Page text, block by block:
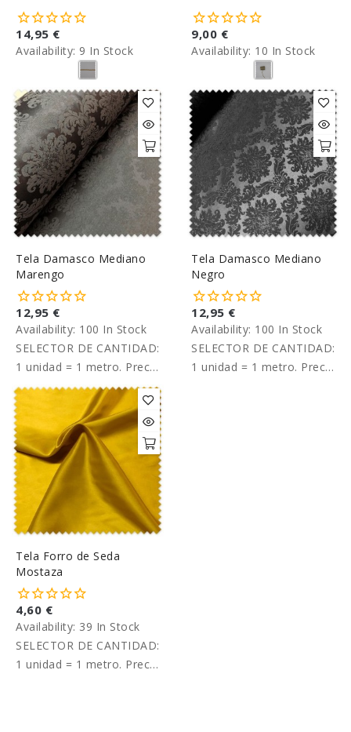
14,95 €
Availability: 9 In Stock
9,00 €
Availability: 10 In Stock
Tela Damasco Mediano
Marengo
12,95 €
Availability: 100 In Stock
SELECTOR DE CANTIDAD:
1 unidad = 1 metro. Precio
por metro.
Tela Damasco Mediano
Negro
12,95 €
Availability: 100 In Stock
SELECTOR DE CANTIDAD:
1 unidad = 1 metro. Precio
Tela Forro de Seda
Mostaza
4,60 €
Availability: 39 In Stock
SELECTOR DE CANTIDAD:
1 unidad = 1 metro. Precio